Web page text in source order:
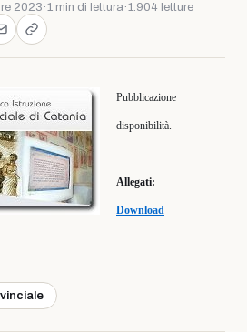
2023 ·1 min di lettura·1.904 letture
Pubblicazione
disponibilità.
Allegati:
Download